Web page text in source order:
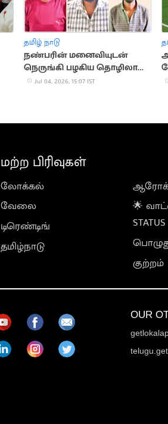
தமிழ் நாடு
நண்பரின் மனைவியுடன்
நெருங்கி பழகிய தொழிலாளி
கொலை.. 3 பேர் கைது
Jul 04, 2026, 15:07 IST
மற்ற பிரிவுகள்
லோக்கல்
வேலை
டிரெண்டிங்
தமிழ்நாடு
🌟
STATUS
குற்றம்
OUR